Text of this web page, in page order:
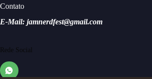
Contato
E-Mail: jamnerdfest@gmail.com
Rede Social